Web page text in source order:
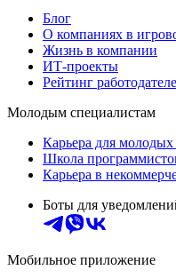
Блог
О компаниях в
Жизнь в компании
ИТ-проекты
Рейтинг
Молодым специалистам
Карьера для молодых
Школа
Карьера в
Боты для
Мобильное приложение